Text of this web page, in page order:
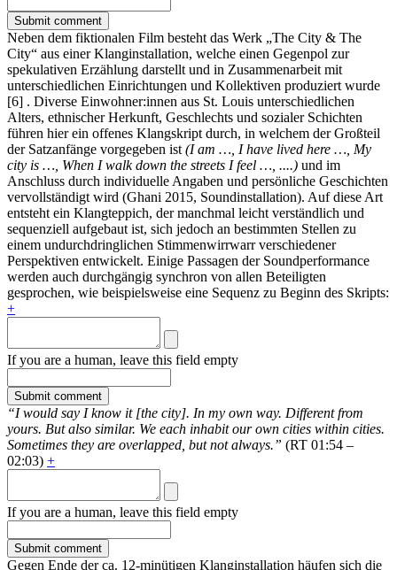
Neben dem fiktionalen Film besteht das Werk „The City & The
City“ aus einer Klanginstallation, welche einen Gegenpol zur
spekulativen Erzählung darstellt und in Zusammenarbeit mit
unterschiedlichen Einrichtungen und Kollektiven produziert wurde
[6] . Diverse Einwohner:innen aus St. Louis unterschiedlichen
Alters, ethnischer Herkunft, Geschlechts und sozialer Schichten
führen hier ein offenes Klangskript durch, in welchem der Großteil
der Satzanfänge vorgegeben ist (I am …, I have lived here …, My
city is …, When I walk down the streets I feel …, ....) und im
Anschluss durch individuelle Angaben und persönliche Geschichten
vervollständigt wird (Ghani 2015, Soundinstallation). Auf diese Art
entsteht ein Klangteppich, der manchmal leicht verständlich und
sequenziell aufgebaut ist, sich jedoch an bestimmten Stellen zu
einem undurchdringlichen Stimmenwirrwarr verschiedener
Perspektiven entwickelt. Einige Passagen der Soundperformance
werden auch durchgängig synchron von allen Beteiligten
gesprochen, wie beispielsweise eine Sequenz zu Beginn des Skripts:
+
If you are a human, leave this field empty
“I would say I know it [the city]. In my own way. Different from
yours. But also similar. We each inhabit our own cities within cities.
Sometimes they are overlapped, but not always.” (RT 01:54 –
02:03) +
If you are a human, leave this field empty
Gegen Ende der ca. 12-minütigen Klanginstallation häufen sich die